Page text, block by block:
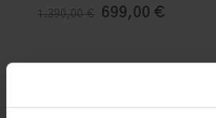
1.390,00€
Il
699,00 €